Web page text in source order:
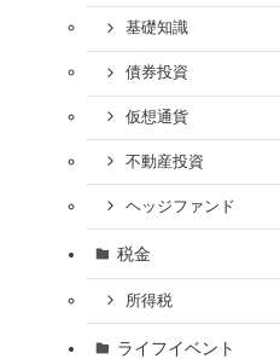
基礎知識
債券投資
仮想通貨
不動産投資
ヘッジファンド
税金
所得税
ライフイベント